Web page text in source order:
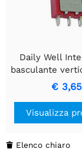
Daily Well
basculante
con levetta€ 3,65
Visualizza
 Elenco chiaro